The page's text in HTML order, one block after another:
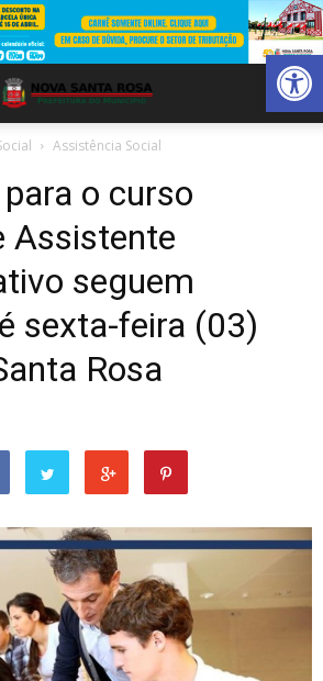
Abrir
Assistência Social
o curso
Assistente
seguem
sexta-feira (03)
Rosa